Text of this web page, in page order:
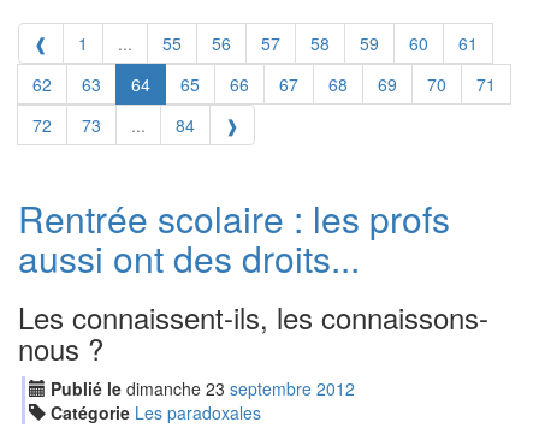
❰ 1 ... 55 56 57 58 59 60
61
62
63 64 65 66 67 68 69 70
71
72
73 ... 84 ❱
Rentrée scolaire : les profs
aussi ont des droits...
Les connaissent-ils, les connaissons-
nous ?
Publié le dimanche 23 septembre 2012
Catégorie Les paradoxales